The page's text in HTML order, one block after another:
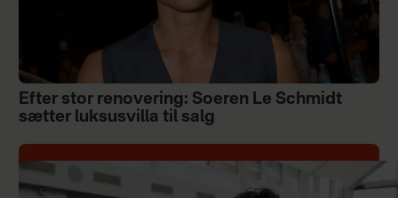
Efter stor renovering: Soeren Le Schmidt
sætter luksusvilla til salg